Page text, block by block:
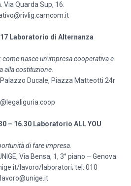
Via Quarda Sup, 16.
Laboratorio di Alternanza
: come nasce un’impresa cooperativa e
alla costituzione.
Ducale, Piazza Matteotti 24r
– 16.30 Laboratorio ALL YOU
di fare impresa.
Via Bensa, 1, 3° piano – Genova.
lavoro/laboratori; tel: 010